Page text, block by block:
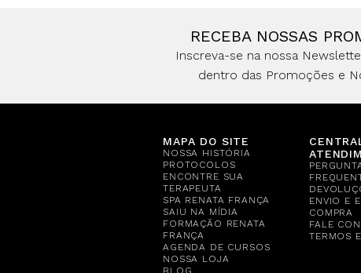
RECEBA NOSSAS
Inscreva-se na nossa
dentro das Promoções e
MAPA DO SITE
NOSSA HISTÓRIA
PROTOCOLOS
ENCONTRE SUA
TERAPEUTA
SPA RENATA FRANÇA
SAIU NA MÍDIA
FORMAÇÃO RENATA
FRANÇA
AGENDA DE CURSOS
NOSSA LOJA
BLOG
ENVIO E
COMPRA
FALE
TERMOS